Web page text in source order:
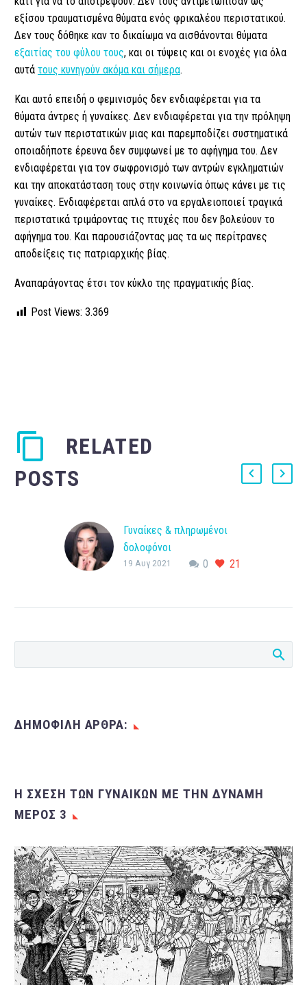
εξίσου τραυματισμένα θύματα ενός φρικαλέου περιστατικού.
Δεν τους δόθηκε καν το δικαίωμα να αισθάνονται θύματα
εξαιτίας του φύλου τους, και οι τύψεις και οι ενοχές για όλα
αυτά τους κυνηγούν ακόμα και σήμερα.
Και αυτό επειδή ο φεμινισμός δεν ενδιαφέρεται για τα
θύματα άντρες ή γυναίκες. Δεν ενδιαφέρεται για την πρόληψη
αυτών των περιστατικών μιας και παρεμποδίζει συστηματικά
οποιαδήποτε έρευνα δεν συμφωνεί με το αφήγημα του. Δεν
ενδιαφέρεται για τον σωφρονισμό των αντρών εγκληματιών
και την αποκατάσταση τους στην κοινωνία όπως κάνει με τις
γυναίκες. Ενδιαφέρεται απλά στο να εργαλειοποιεί τραγικά
περιστατικά τριμάροντας τις πτυχές που δεν βολεύουν το
αφήγημα του. Και παρουσιάζοντας μας τα ως περίτρανες
αποδείξεις τις πατριαρχικής βίας.
Αναπαράγοντας έτσι τον κύκλο της πραγματικής βίας.
Post Views: 3.369
RELATED
POSTS
Γυναίκες & πληρωμένοι
δολοφόνοι
Γυναίκες & πληρωμένοι
της,…
0 21
19 Αυγ 2021
ΔΗΜΟΦΙΛΗ ΑΡΘΡΑ:
Η ΣΧΈΣΗ ΤΩΝ ΓΥΝΑΙΚΏΝ ΜΕ ΤΗΝ ΔΎΝΑΜΗ
ΜΈΡΟΣ 3